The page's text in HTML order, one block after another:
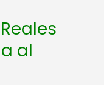
al